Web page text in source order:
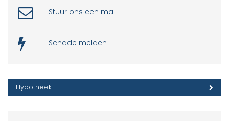
Stuur ons een mail
Schade melden
Hypotheek